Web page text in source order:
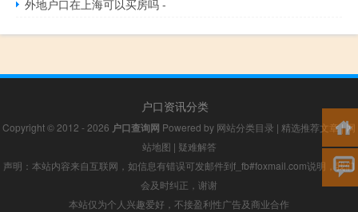
外地户口在上海可以买房吗 -
户口资讯分类
Copyright © 2012 - 2026 户口查询网 Powered by 网站分类目录 | 精选推荐文章|网
站地图 | 疑难解答
声明：本站内容来自互联网，如信息有错误可发邮件到f_fb#foxmail.com说明，我们
会及时纠正，谢谢
本站仅为个人兴趣爱好，不接盈利性广告及商业合作